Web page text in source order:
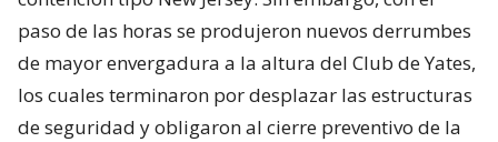
paso de las horas se produjeron nuevos derrumbes
de mayor envergadura a la altura del Club de Yates,
los cuales terminaron por desplazar las estructuras
de seguridad y obligaron al cierre preventivo de la